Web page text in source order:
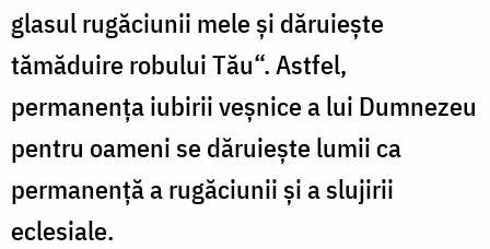
glasul rugăciunii mele şi dăruieşte
tămăduire robului Tău“. Astfel,
permanenţa iubirii veşnice a lui Dumnezeu
pentru oameni se dăruieşte lumii ca
permanenţă a rugăciunii şi a slujirii
eclesiale.